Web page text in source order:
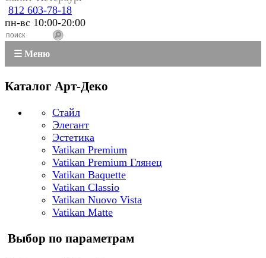
812 603-78-18
пн-вс 10:00-20:00
☰ Меню
Каталог Арт-Деко
Стайл
Элегант
Эстетика
Vatikan Premium
Vatikan Premium Глянец
Vatikan Baquette
Vatikan Classio
Vatikan Nuovo Vista
Vatikan Matte
Выбор по параметрам